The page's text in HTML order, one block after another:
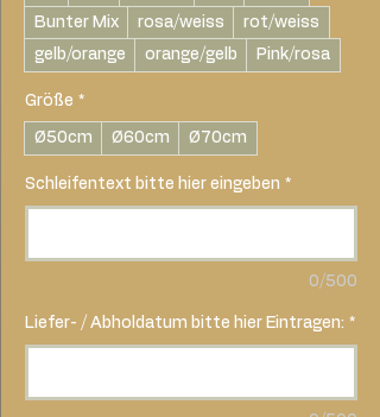
Bunter Mix
rosa/weiss
rot/weiss
gelb/orange
orange/gelb Pink/rosa
Größe *
Ø50cm Ø60cm Ø70cm
Schleifentext bitte hier eingeben *
0/500
Liefer- / Abholdatum bitte hier Eintragen: *